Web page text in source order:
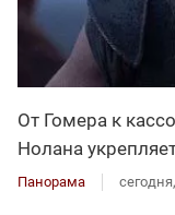
От Гомера к
Нолана
Панорама